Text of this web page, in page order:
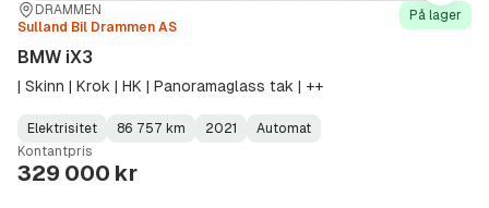
Sted:DRAMMEN
Forhandler:
Sulland Bil Drammen AS
På lager
BMW iX3
| Skinn | Krok | HK | Panoramaglass tak | ++
Fuel
Type:
Elektrisitet
Kilometerstand :
86 757 km
Model
Year:
2021
Gearbox
Type:
Automat
Kontantpris
329 000 kr